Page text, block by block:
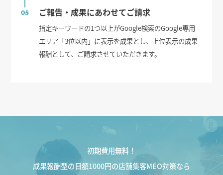
05 ご報告・成果にあわせてご請求
指定キーワードの1つ以上がGoogle検索のGoogle専用
エリア「3位以内」に表示を成果とし、上位表示の成果
報酬として、ご請求させていただきます。
初期費用無料！
成果報酬型の日額1000円の店舗集客MEO対策なら